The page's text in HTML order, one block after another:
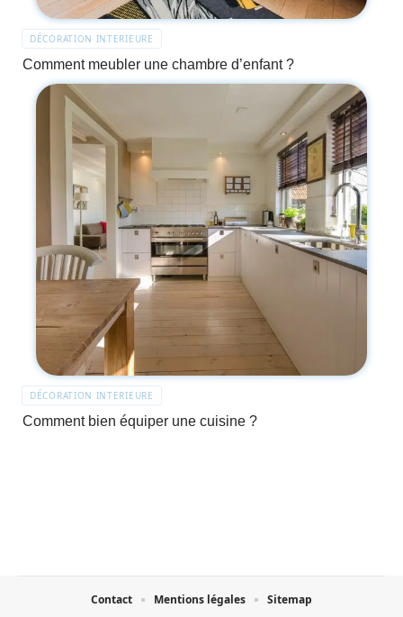
DÉCORATION INTERIEURE
Comment meubler une chambre d’enfant ?
DÉCORATION INTERIEURE
Comment bien équiper une cuisine ?
Contact Mentions légales Sitemap